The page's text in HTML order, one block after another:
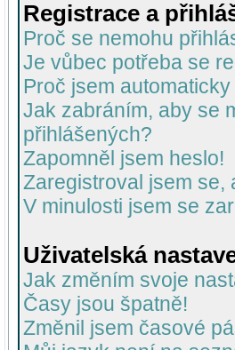
Registrace a
Proč se nemohu
Je vůbec potřeba se
Proč jsem
Jak zabráním, aby se
přihlášených?
Zapomněl jsem heslo!
Zaregistroval jsem se,
V minulosti jsem se
Uživatelská
Jak změním svoje
Časy jsou špatně!
Změnil jsem časové